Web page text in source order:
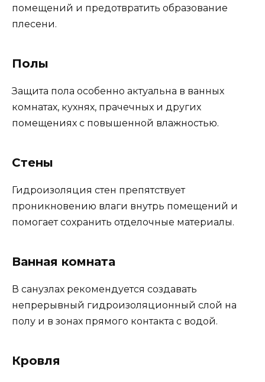
помещений и предотвратить образование
плесени.
Полы
Защита пола особенно актуальна в ванных
комнатах, кухнях, прачечных и других
помещениях с повышенной влажностью.
Стены
Гидроизоляция стен препятствует
проникновению влаги внутрь помещений и
помогает сохранить отделочные материалы.
Ванная комната
В санузлах рекомендуется создавать
непрерывный гидроизоляционный слой на
полу и в зонах прямого контакта с водой.
Кровля